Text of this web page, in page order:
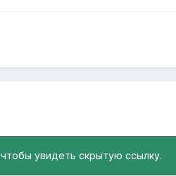
, чтобы увидеть скрытую ссылку.